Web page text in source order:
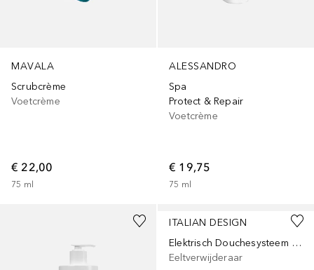
MAVALA
Scrubcrème
Voetcrème
€ 22,00
75 ml
ALESSANDRO
Spa
Protect & Repair
Voetcrème
€ 19,75
75 ml
ITALIAN DESIGN
Elektrisch Douchesysteem Voor Huidverzorging
Eeltverwijderaar